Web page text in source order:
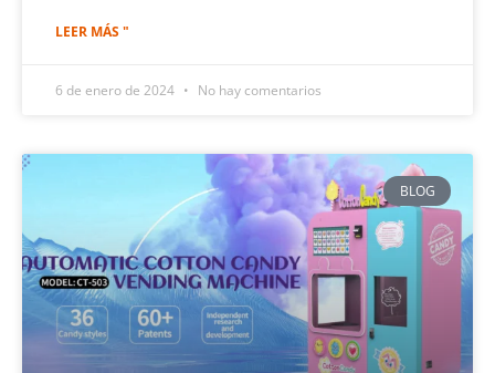
LEER MÁS "
6 de enero de 2024 No hay comentarios
BLOG